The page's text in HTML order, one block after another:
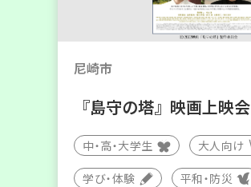
尼崎市
『島守の塔』映画上映会
中・高・大学生 大人向け
学び・体験 平和・防災